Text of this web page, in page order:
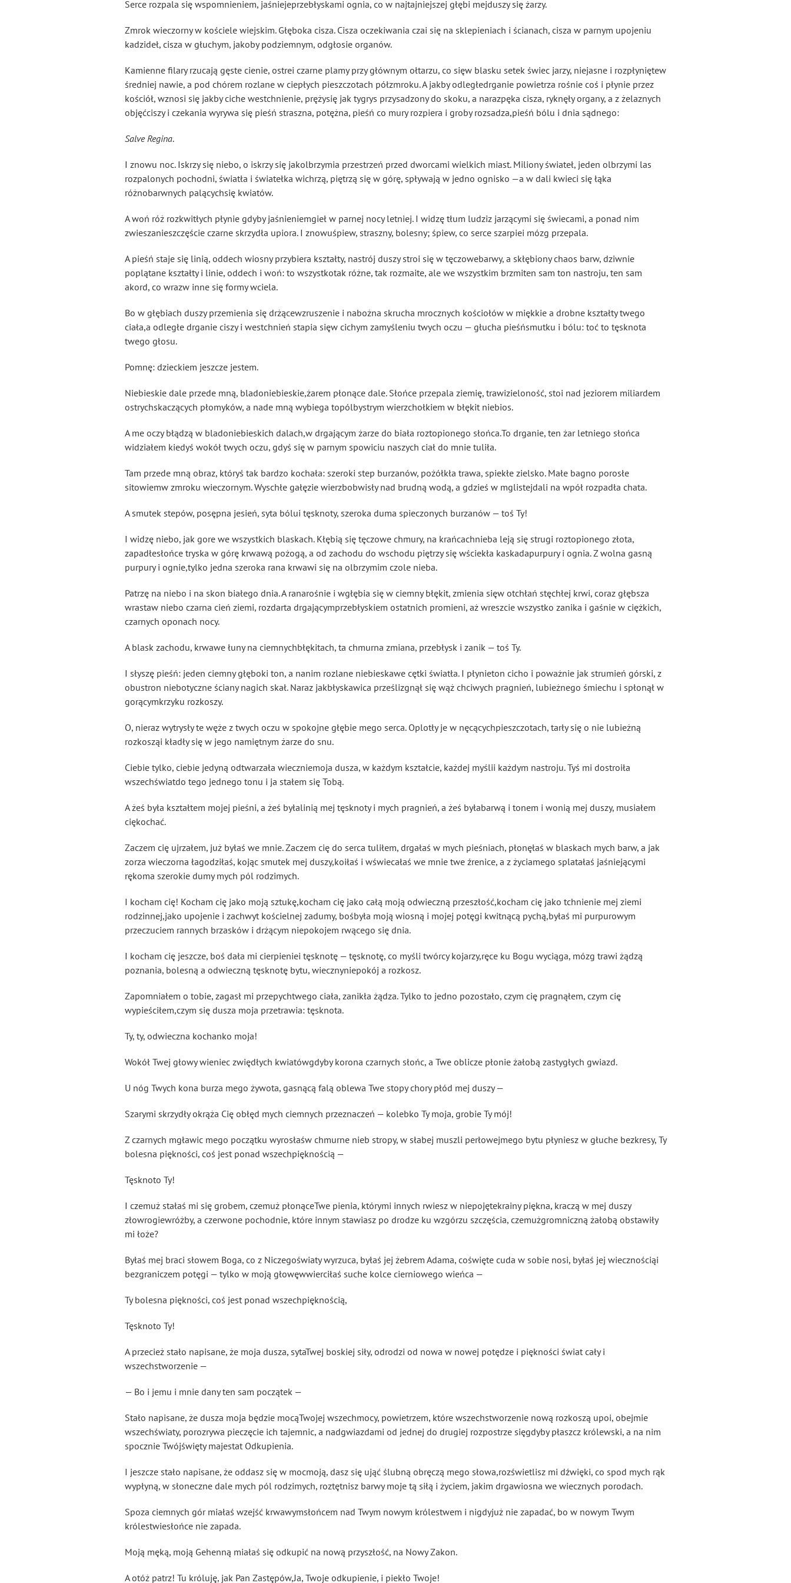
Serce rozpala się wspomnieniem, jaśniejeprzebłyskami ognia, co w najtajniejszej głębi mejduszy się żarzy.
Zmrok wieczorny w kościele wiejskim. Głęboka cisza. Cisza oczekiwania czai się na sklepieniach i ścianach, cisza w parnym upojeniu
kadzideł, cisza w głuchym, jakoby podziemnym, odgłosie organów.
Kamienne filary rzucają gęste cienie, ostrei czarne plamy przy głównym ołtarzu, co sięw blasku setek świec jarzy, niejasne i rozpłyniętew
średniej nawie, a pod chórem rozlane w ciepłych pieszczotach półzmroku. A jakby odległedrganie powietrza rośnie coś i płynie przez
kościół, wznosi się jakby ciche westchnienie, prężysię jak tygrys przysadzony do skoku, a narazpęka cisza, ryknęły organy, a z żelaznych
objęćciszy i czekania wyrywa się pieśń straszna, potężna, pieśń co mury rozpiera i groby rozsadza,pieśń bólu i dnia sądnego:
Salve Regina.
I znowu noc. Iskrzy się niebo, o iskrzy się jakolbrzymia przestrzeń przed dworcami wielkich miast. Miliony świateł, jeden olbrzymi las
rozpalonych pochodni, światła i światełka wichrzą, piętrzą się w górę, spływają w jedno ognisko —a w dali kwieci się łąka
różnobarwnych palącychsię kwiatów.
A woń róż rozkwitłych płynie gdyby jaśnieniemgieł w parnej nocy letniej. I widzę tłum ludziz jarzącymi się świecami, a ponad nim
zwieszanieszczęście czarne skrzydła upiora. I znowuśpiew, straszny, bolesny; śpiew, co serce szarpiei mózg przepala.
A pieśń staje się linią, oddech wiosny przybiera kształty, nastrój duszy stroi się w tęczowebarwy, a skłębiony chaos barw, dziwnie
poplątane kształty i linie, oddech i woń: to wszystkotak różne, tak rozmaite, ale we wszystkim brzmiten sam ton nastroju, ten sam
akord, co wrazw inne się formy wciela.
Bo w głębiach duszy przemienia się drżącewzruszenie i nabożna skrucha mrocznych kościołów w miękkie a drobne kształty twego
ciała,a odległe drganie ciszy i westchnień stapia sięw cichym zamyśleniu twych oczu — głucha pieśńsmutku i bólu: toć to tęsknota
twego głosu.
Pomnę: dzieckiem jeszcze jestem.
Niebieskie dale przede mną, bladoniebieskie,żarem płonące dale. Słońce przepala ziemię, trawizieloność, stoi nad jeziorem miliardem
ostrychskaczących płomyków, a nade mną wybiega topólbystrym wierzchołkiem w błękit niebios.
A me oczy błądzą w bladoniebieskich dalach,w drgającym żarze do biała roztopionego słońca.To drganie, ten żar letniego słońca
widziałem kiedyś wokół twych oczu, gdyś się w parnym spowiciu naszych ciał do mnie tuliła.
Tam przede mną obraz, któryś tak bardzo kochała: szeroki step burzanów, pożółkła trawa, spiekłe zielsko. Małe bagno porosłe
sitowiemw zmroku wieczornym. Wyschłe gałęzie wierzbobwisły nad brudną wodą, a gdzieś w mglistejdali na wpół rozpadła chata.
A smutek stepów, posępna jesień, syta bólui tęsknoty, szeroka duma spieczonych burzanów — toś Ty!
I widzę niebo, jak gore we wszystkich blaskach. Kłębią się tęczowe chmury, na krańcachnieba leją się strugi roztopionego złota,
zapadłesłońce tryska w górę krwawą pożogą, a od zachodu do wschodu piętrzy się wściekła kaskadapurpury i ognia. Z wolna gasną
purpury i ognie,tylko jedna szeroka rana krwawi się na olbrzymim czole nieba.
Patrzę na niebo i na skon białego dnia. A ranarośnie i wgłębia się w ciemny błękit, zmienia sięw otchłań stęchłej krwi, coraz głębsza
wrastaw niebo czarna cień ziemi, rozdarta drgającymprzebłyskiem ostatnich promieni, aż wreszcie wszystko zanika i gaśnie w ciężkich,
czarnych oponach nocy.
A blask zachodu, krwawe łuny na ciemnychbłękitach, ta chmurna zmiana, przebłysk i zanik — toś Ty.
I słyszę pieśń: jeden ciemny głęboki ton, a nanim rozlane niebieskawe cętki światła. I płynieton cicho i poważnie jak strumień górski, z
obustron niebotyczne ściany nagich skał. Naraz jakbłyskawica prześlizgnął się wąż chciwych pragnień, lubieżnego śmiechu i spłonął w
gorącymkrzyku rozkoszy.
O, nieraz wytrysły te węże z twych oczu w spokojne głębie mego serca. Oplotły je w nęcącychpieszczotach, tarły się o nie lubieżną
rozkosząi kładły się w jego namiętnym żarze do snu.
Ciebie tylko, ciebie jedyną odtwarzała wieczniemoja dusza, w każdym kształcie, każdej myślii każdym nastroju. Tyś mi dostroiła
wszechświatdo tego jednego tonu i ja stałem się Tobą.
A żeś była kształtem mojej pieśni, a żeś byłalinią mej tęsknoty i mych pragnień, a żeś byłabarwą i tonem i wonią mej duszy, musiałem
ciękochać.
Zaczem cię ujrzałem, już byłaś we mnie. Zaczem cię do serca tuliłem, drgałaś w mych pieśniach, płonęłaś w blaskach mych barw, a jak
zorza wieczorna łagodziłaś, kojąc smutek mej duszy,koiłaś i wświecałaś we mnie twe źrenice, a z życiamego splatałaś jaśniejącymi
rękoma szerokie dumymych pól rodzimych.
I kocham cię! Kocham cię jako moją sztukę,kocham cię jako całą moją odwieczną przeszłość,kocham cię jako tchnienie mej ziemi
rodzinnej,jako upojenie i zachwyt kościelnej zadumy, bośbyła moją wiosną i mojej potęgi kwitnącą pychą,byłaś mi purpurowym
przeczuciem rannych brzasków i drżącym niepokojem rwącego się dnia.
I kocham cię jeszcze, boś dała mi cierpieniei tęsknotę — tęsknotę, co myśli twórcy kojarzy,ręce ku Bogu wyciąga, mózg trawi żądzą
poznania, bolesną a odwieczną tęsknotę bytu, wiecznyniepokój a rozkosz.
Zapomniałem o tobie, zagasł mi przepychtwego ciała, zanikła żądza. Tylko to jedno pozostało, czym cię pragnąłem, czym cię
wypieściłem,czym się dusza moja przetrawia: tęsknota.
Ty, ty, odwieczna kochanko moja!
Wokół Twej głowy wieniec zwiędłych kwiatówgdyby korona czarnych słońc, a Twe oblicze płonie żałobą zastygłych gwiazd.
U nóg Twych kona burza mego żywota, gasnącą falą oblewa Twe stopy chory płód mej duszy —
Szarymi skrzydły okrąża Cię obłęd mych ciemnych przeznaczeń — kolebko Ty moja, grobie Ty mój!
Z czarnych mgławic mego początku wyrosłaśw chmurne nieb stropy, w słabej muszli perłowejmego bytu płyniesz w głuche bezkresy, Ty
bolesna piękności, coś jest ponad wszechpięknością —
Tęsknoto Ty!
I czemuż stałaś mi się grobem, czemuż płonąceTwe pienia, którymi innych rwiesz w niepojętekrainy piękna, kraczą w mej duszy
złowrogiewróżby, a czerwone pochodnie, które innym stawiasz po drodze ku wzgórzu szczęścia, czemużgromniczną żałobą obstawiły
mi łoże?
Byłaś mej braci słowem Boga, co z Niczegoświaty wyrzuca, byłaś jej żebrem Adama, coświęte cuda w sobie nosi, byłaś jej wiecznościąi
bezgraniczem potęgi — tylko w moją głowęwwierciłaś suche kolce cierniowego wieńca —
Ty bolesna piękności, coś jest ponad wszechpięknością,
Tęsknoto Ty!
A przecież stało napisane, że moja dusza, sytaTwej boskiej siły, odrodzi od nowa w nowej potędze i piękności świat cały i
wszechstworzenie —
— Bo i jemu i mnie dany ten sam początek —
Stało napisane, że dusza moja będzie mocąTwojej wszechmocy, powietrzem, które wszechstworzenie nową rozkoszą upoi, obejmie
wszechświaty, porozrywa pieczęcie ich tajemnic, a nadgwiazdami od jednej do drugiej rozpostrze sięgdyby płaszcz królewski, a na nim
spocznie Twójświęty majestat Odkupienia.
I jeszcze stało napisane, że oddasz się w mocmoją, dasz się ująć ślubną obręczą mego słowa,rozświetlisz mi dźwięki, co spod mych rąk
wypłyną, w słoneczne dale mych pól rodzimych, roztętnisz barwy moje tą siłą i życiem, jakim drgawiosna we wiecznych porodach.
Spoza ciemnych gór miałaś wzejść krwawymsłońcem nad Twym nowym królestwem i nigdyjuż nie zapadać, bo w nowym Twym
królestwiesłońce nie zapada.
Moją męką, moją Gehenną miałaś się odkupić na nową przyszłość, na Nowy Zakon.
A otóż patrz! Tu króluję, jak Pan Zastępów,Ja, Twoje odkupienie, i piekło Twoje!